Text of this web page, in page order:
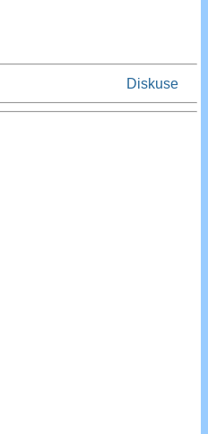
Diskuse